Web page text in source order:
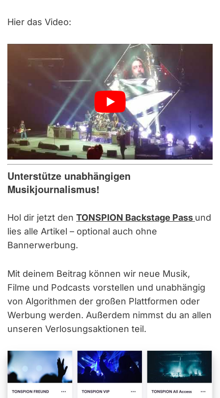
Hier das Video:
Unterstütze unabhängigen
Musikjournalismus!
Hol dir jetzt den TONSPION Backstage Pass und
lies alle Artikel – optional auch ohne
Bannerwerbung.
Mit deinem Beitrag können wir neue Musik,
Filme und Podcasts vorstellen und unabhängig
von Algorithmen der großen Plattformen oder
Werbung werden. Außerdem nimmst du an allen
unseren Verlosungsaktionen teil.